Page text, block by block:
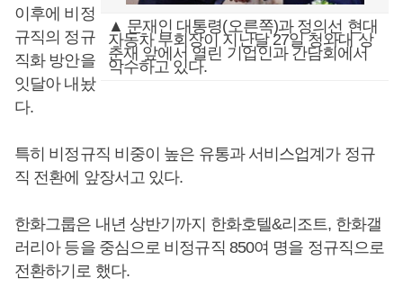
▲ 문재인 대통령(오른쪽)과 정의선 현대
자동차 부회장이 지난달 27일 청와대 상
춘재 앞에서 열린 기업인과 간담회에서
악수하고 있다.
이후에 비정
규직의 정규
직화 방안을
잇달아 내놨
다.
특히 비정규직 비중이 높은 유통과 서비스업계가 정규
직 전환에 앞장서고 있다.
한화그룹은 내년 상반기까지 한화호텔&리조트, 한화갤
러리아 등을 중심으로 비정규직 850여 명을 정규직으로
전환하기로 했다.